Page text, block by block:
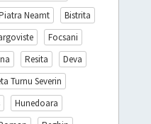
Neamt
Bistrita
Focsani
Resita
Deva
Turnu Severin
Hunedoara